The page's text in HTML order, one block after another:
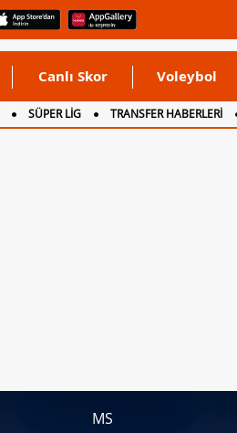
Canlı Skor Voleybol
SÜPER LİG TRANSFER HABERLERİ
MS